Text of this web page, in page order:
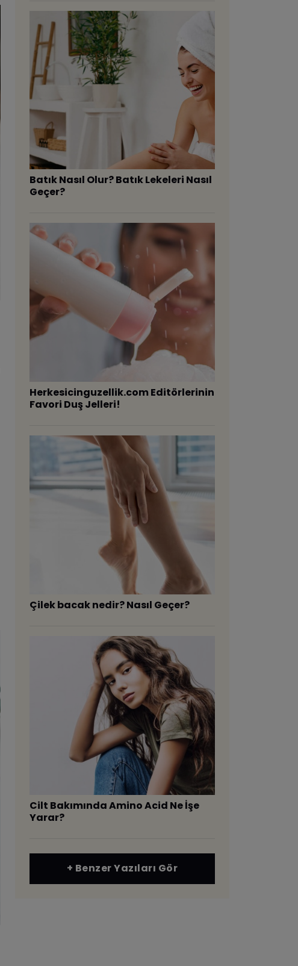
Batık Nasıl Olur? Batık Lekeleri Nasıl
Geçer?
Herkesicinguzellik.com Editörlerinin
Favori Duş Jelleri!
Çilek bacak nedir? Nasıl Geçer?
Cilt Bakımında Amino Acid Ne İşe
Yarar?
+ Benzer Yazıları Gör